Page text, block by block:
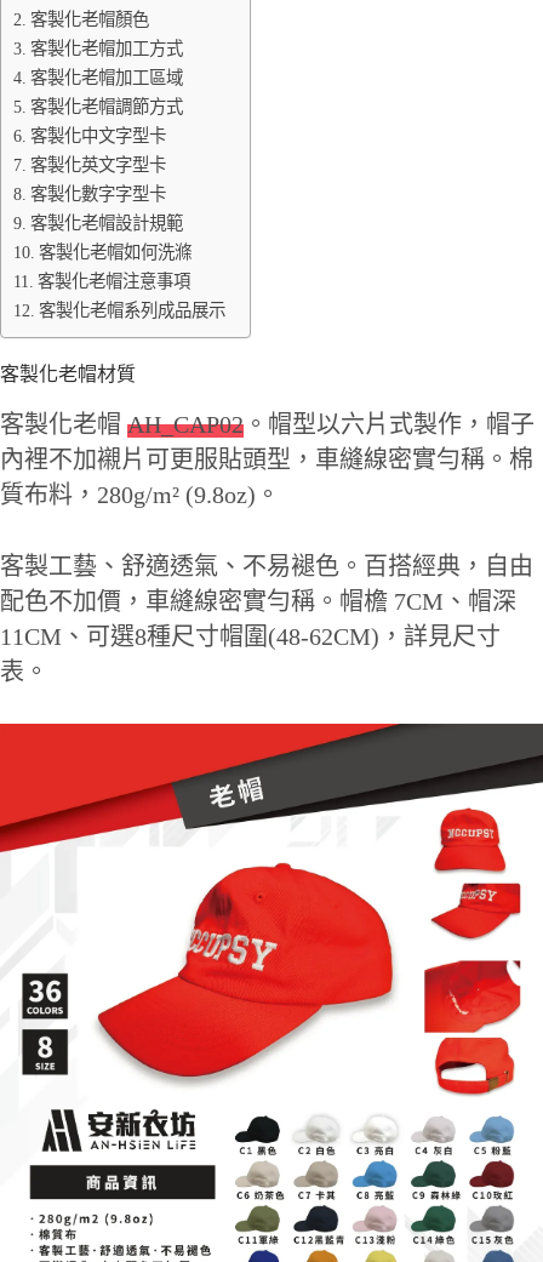
客製化老帽顏色
客製化老帽加工方式
客製化老帽加工區域
客製化老帽調節方式
客製化中文字型卡
客製化英文字型卡
客製化數字字型卡
客製化老帽設計規範
客製化老帽如何洗滌
客製化老帽注意事項
客製化老帽系列成品展示
客製化老帽材質
客製化老帽 AH_CAP02 。帽型以六片式製作，帽子
內裡不加襯片可更服貼頭型，車縫線密實勻稱。棉
質布料，280g/m² (9.8oz)。
客製工藝、舒適透氣、不易褪色。百搭經典，自由
配色不加價，車縫線密實勻稱。帽檐 7CM、帽深
11CM、可選8種尺寸帽圍(48-62CM)，詳見尺寸
表。